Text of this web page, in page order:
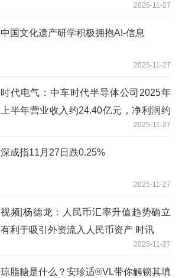
2025-11-27
中国文化遗产研学积极拥抱AI-信息
2025-11-27
时代电气：中车时代半导体公司2025年
上半年营业收入约24.40亿元，净利润约
2025-11-27
深成指11月27日跌0.25%
2025-11-27
视频|杨德龙：人民币汇率升值趋势确立
有利于吸引外资流入人民币资产 时讯
2025-11-27
琼脂糖是什么？安珍适®VL带你解锁其填